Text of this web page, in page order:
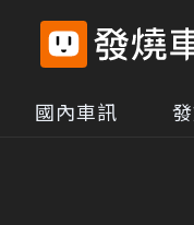
國內車訊